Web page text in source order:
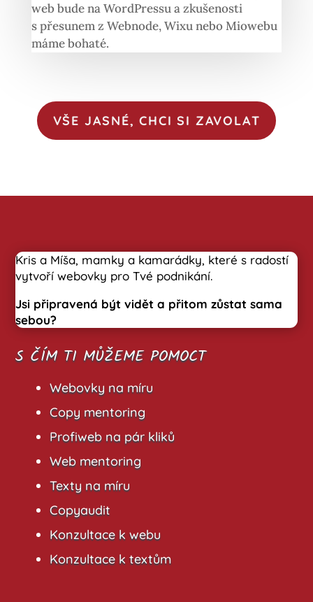
web bude na WordPressu a zkušenosti
s přesunem z Webnode, Wixu nebo Miowebu
máme bohaté.
VŠE JASNÉ, CHCI SI ZAVOLAT
Kris a Míša, mamky a kamarádky, které s radostí
vytvoří webovky pro Tvé podnikání.
Jsi připravená být vidět a přitom zůstat sama
sebou?
S ČÍM TI MŮŽEME POMOCT
Webovky na míru
Copy mentoring
Profiweb na pár kliků
Web mentoring
Texty na míru
Copyaudit
Konzultace k webu
Konzultace k textům